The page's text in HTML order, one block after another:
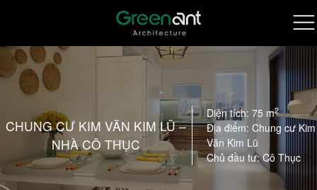
CHUNG CƯ KIM VĂN KIM LŨ –
NHÀ CÔ THỤC
Diện tích: 75 m2
Địa điểm: Chung cư Kim
Văn Kim Lũ
Chủ đầu tư: Cô Thục